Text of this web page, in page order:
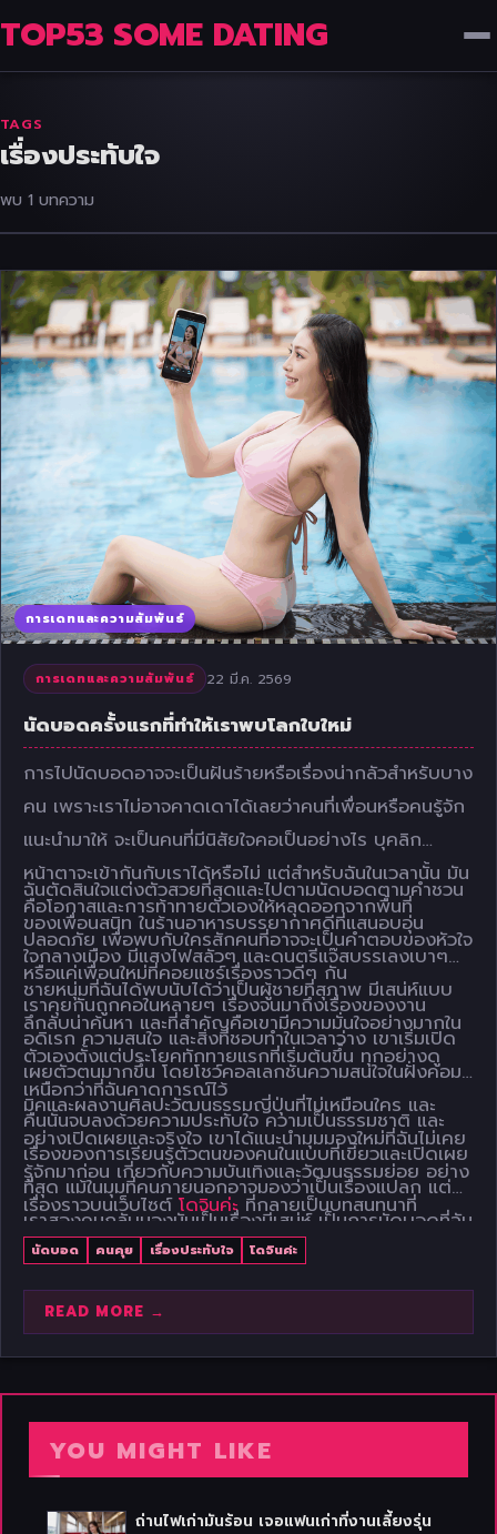
TOP53 SOME DATING
TAGS
เรื่องประทับใจ
พบ 1 บทความ
การเดทและความสัมพันธ์
การเดทและความสัมพันธ์ 22 มี.ค. 2569
นัดบอดครั้งแรกที่ทำให้เราพบโลกใบใหม่
การไปนัดบอดอาจจะเป็นฝันร้ายหรือเรื่องน่ากลัวสำหรับบาง
คน เพราะเราไม่อาจคาดเดาได้เลยว่าคนที่เพื่อนหรือคนรู้จัก
แนะนำมาให้ จะเป็นคนที่มีนิสัยใจคอเป็นอย่างไร บุคลิก
หน้าตาจะเข้ากันกับเราได้หรือไม่ แต่สำหรับฉันในเวลานั้น มัน
คือโอกาสและการท้าทายตัวเองให้หลุดออกจากพื้นที่
ปลอดภัย เพื่อพบกับใครสักคนที่อาจจะเป็นคำตอบของหัวใจ
หรือแค่เพื่อนใหม่ที่คอยแชร์เรื่องราวดีๆ กัน
ฉันตัดสินใจแต่งตัวสวยที่สุดและไปตามนัดบอดตามคำชวน
ของเพื่อนสนิท ในร้านอาหารบรรยากาศดีที่แสนอบอุ่น
ใจกลางเมือง มีแสงไฟสลัวๆ และดนตรีแจ๊สบรรเลงเบาๆ
ชายหนุ่มที่ฉันได้พบนับได้ว่าเป็นผู้ชายที่สุภาพ มีเสน่ห์แบบ
ลึกลับน่าค้นหา และที่สำคัญคือเขามีความมั่นใจอย่างมากใน
ตัวเองตั้งแต่ประโยคทักทายแรกที่เริ่มต้นขึ้น ทุกอย่างดู
เหนือกว่าที่ฉันคาดการณ์ไว้
เราคุยกันถูกคอในหลายๆ เรื่องจนมาถึงเรื่องของงาน
อดิเรก ความสนใจ และสิ่งที่ชอบทำในเวลาว่าง เขาเริ่มเปิด
เผยตัวตนมากขึ้น โดยโชว์คอลเลกชันความสนใจในฝั่งคอม
มิคและผลงานศิลปะวัฒนธรรมญี่ปุ่นที่ไม่เหมือนใคร และ
อย่างเปิดเผยและจริงใจ เขาได้แนะนำมุมมองใหม่ที่ฉันไม่เคย
รู้จักมาก่อน เกี่ยวกับความบันเทิงและวัฒนธรรมย่อย อย่าง
เรื่องราวบนเว็บไซต์ โดจินค่ะ ที่กลายเป็นบทสนทนาที่
สนุกสนาน ไม่ใช่เรื่องน่าอาย แต่เป็นการเปิดโลกทัศน์ในสิ่งที่
เราไม่คุ้นเคยให้เห็นมุมมองของศิลปะและอารมณ์ขันที่ทำให้
เราทั้งคู่มีเรื่องคุยกันแบบไม่หยุดพักเลยตลอดคืน
คืนนั้นจบลงด้วยความประทับใจ ความเป็นธรรมชาติ และ
เรื่องของการเรียนรู้ตัวตนของคนในแบบที่เขี้ยวและเปิดเผย
ที่สุด แม้ในมุมที่คนภายนอกอาจมองว่าเป็นเรื่องแปลก แต่
เราสองคนกลับมองมันเป็นเรื่องมีเสน่ห์ เป็นการนัดบอดที่ฉัน
จะไม่ลืมเลย และเรารู้แน่ชัดว่าความสัมพันธ์ระหว่างเราสอง
คนจะต้องเริ่มต้นและเดินหน้าต่อไปอย่างน่าตื่นเต้นที่สุด
นัดบอด คนคุย เรื่องประทับใจ โดจินค่ะ
READ MORE →
YOU MIGHT LIKE
ถ่านไฟเก่ามันร้อน เจอแฟนเก่าที่งานเลี้ยงรุ่น